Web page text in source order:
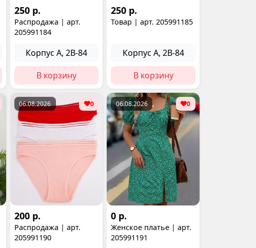
250 р.
Распродажа | арт.
205991184
Корпус А, 2В-84
В корзину
250 р.
Товар | арт. 205991185
Корпус А, 2В-84
В корзину
06.08.2026 0
200 р.
Распродажа | арт.
205991190
06.08.2026 0
0 р.
Женское платье | арт.
205991191